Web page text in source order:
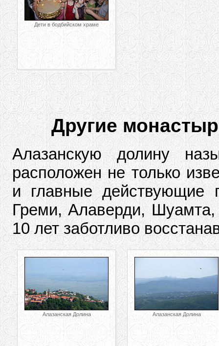
Дети в бодбийском храме
Другие
Алазанскую долину
расположен не только
и главные действующие
Греми, Алаверди, Шуамта,
10 лет заботливо
Алазанская Долина Алазанская Долина